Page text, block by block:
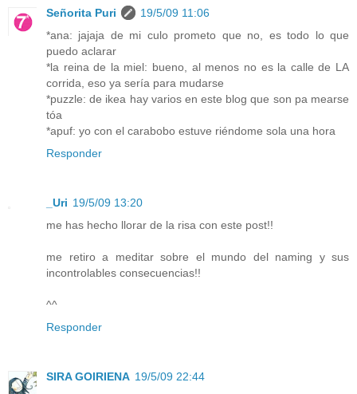
Señorita Puri
19/5/09 11:06
*ana: jajaja de mi culo prometo que no, es todo lo que
puedo aclarar
*la reina de la miel: bueno, al menos no es la calle de LA
corrida, eso ya sería para mudarse
*puzzle: de ikea hay varios en este blog que son pa mearse
tóa
*apuf: yo con el carabobo estuve riéndome sola una hora
Responder
_Uri 19/5/09 13:20
me has hecho llorar de la risa con este post!!
me retiro a meditar sobre el mundo del naming y sus
incontrolables consecuencias!!
^^
Responder
SIRA GOIRIENA 19/5/09 22:44